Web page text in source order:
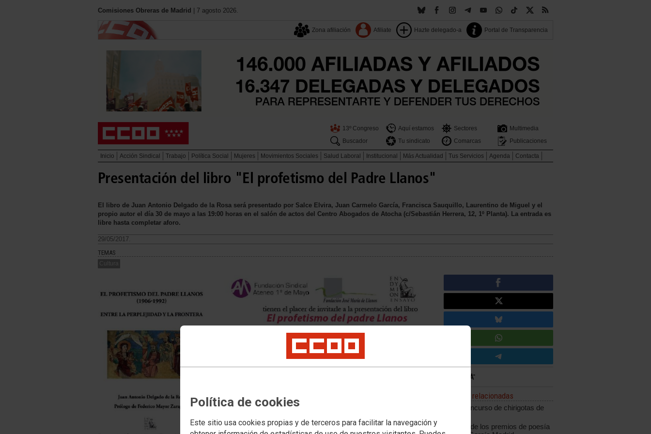
Política de cookies
Este sitio usa cookies propias y de terceros para facilitar la navegación y
Comisiones Obreras de Madrid | 7 agosto 2026.
Zona afiliación Afiliate Hazte delegado-a Portal de Transparencia
13º Congreso Aquí estamos Sectores
Multimedia
Buscador
Tu sindicato Comarcas Publicaciones
Inicio Acción Sindical Trabajo Política Social Mujeres Movimientos Sociales Salud Laboral Institucional Más Actualidad Tus Servicios Agenda Contacta
Presentación del libro "El profetismo del Padre Llanos"
El libro de Juan Antonio Delgado de la Rosa será presentado por Salce Elvira, Juan Carmelo García, Francisca Sauquillo, Laurentino de Miguel y el
propio autor el día 30 de mayo a las 19:00 horas en el salón de actos del Centro Abogados de Atocha (c/Sebastián Herrera, 12, 1º Planta). La entrada es
libre hasta completar aforo.
29/05/2017.
TEMAS
Cultura
Noticias relacionadas
XXIII Concurso de chirigotas de
Entrega de los premios de poesía